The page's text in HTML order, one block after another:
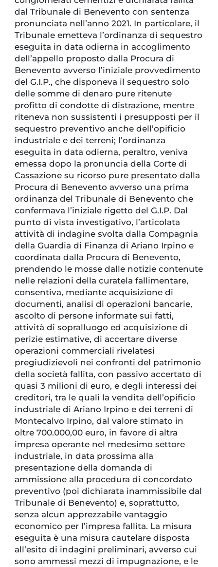
dal Tribunale di Benevento con sentenza
pronunciata nell’anno 2021. In particolare, il
Tribunale emetteva l’ordinanza di sequestro
eseguita in data odierna in accoglimento
dell’appello proposto dalla Procura di
Benevento avverso l’iniziale provvedimento
del G.I.P., che disponeva il sequestro solo
delle somme di denaro pure ritenute
profitto di condotte di distrazione, mentre
riteneva non sussistenti i presupposti per il
sequestro preventivo anche dell’opificio
industriale e dei terreni; l’ordinanza
eseguita in data odierna, peraltro, veniva
emessa dopo la pronuncia della Corte di
Cassazione su ricorso pure presentato dalla
Procura di Benevento avverso una prima
ordinanza del Tribunale di Benevento che
confermava l’iniziale rigetto del G.I.P. Dal
punto di vista investigativo, l’articolata
attività di indagine svolta dalla Compagnia
della Guardia di Finanza di Ariano Irpino e
coordinata dalla Procura di Benevento,
prendendo le mosse dalle notizie contenute
nelle relazioni della curatela fallimentare,
consentiva, mediante acquisizione di
documenti, analisi di operazioni bancarie,
ascolto di persone informate sui fatti,
attività di sopralluogo ed acquisizione di
perizie estimative, di accertare diverse
operazioni commerciali rivelatesi
pregiudizievoli nei confronti del patrimonio
della società fallita, con passivo accertato di
quasi 3 milioni di euro, e degli interessi dei
creditori, tra le quali la vendita dell’opificio
industriale di Ariano Irpino e dei terreni di
Montecalvo Irpino, dal valore stimato in
oltre 700.000,00 euro, in favore di altra
impresa operante nel medesimo settore
industriale, in data prossima alla
presentazione della domanda di
ammissione alla procedura di concordato
preventivo (poi dichiarata inammissibile dal
Tribunale di Benevento) e, soprattutto,
senza alcun apprezzabile vantaggio
economico per l’impresa fallita. La misura
eseguita è una misura cautelare disposta
all’esito di indagini preliminari, avverso cui
sono ammessi mezzi di impugnazione, e le